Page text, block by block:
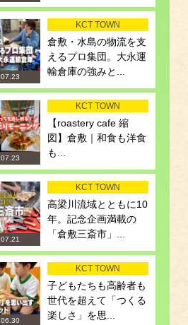
KCT TOWN
倉敷・水島の物流を支
えるプロ集団。大永運
輸倉庫の強みと...
KCT TOWN
【roastery cafe 縮
図】倉敷｜和食も洋食
も...
KCT TOWN
高梁川流域とともに10
年。記念企画満載の
「倉敷三斎市」...
KCT TOWN
子どもたちも高齢者も
世代を超えて「つくる
楽しさ」を思...